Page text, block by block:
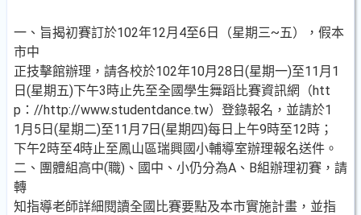
一、旨揭初賽訂於102年12月4至6日（星期三~五），假本
市中
正技擊館辦理，請各校於102年10月28日(星期一)至11月1
日(星期五)下午3時止先至全國學生舞蹈比賽資訊網（htt
p：//http://www.studentdance.tw）登錄報名，並請於1
1月5日(星期二)至11月7日(星期四)每日上午9時至12時；
下午2時至4時止至鳳山區瑞興國小輔導室辦理報名送件。
二、團體組高中(職)、國中、小仍分為A、B組辦理初賽，請
轉
知指導老師詳細閱讀全國比賽要點及本市實施計畫，並指